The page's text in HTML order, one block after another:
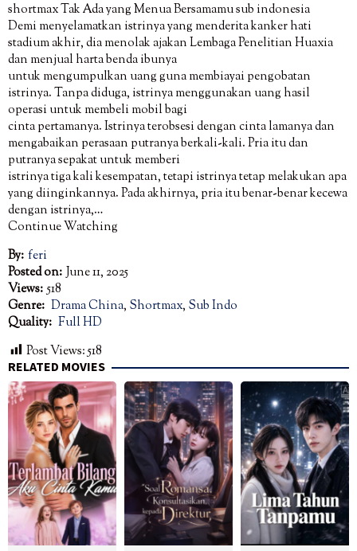
shortmax Tak Ada yang Menua Bersamamu sub indonesia
Demi menyelamatkan istrinya yang menderita kanker hati
stadium akhir, dia menolak ajakan Lembaga Penelitian Huaxia
dan menjual harta benda ibunya
untuk mengumpulkan uang guna membiayai pengobatan
istrinya. Tanpa diduga, istrinya menggunakan uang hasil
operasi untuk membeli mobil bagi
cinta pertamanya. Istrinya terobsesi dengan cinta lamanya dan
mengabaikan perasaan putranya berkali-kali. Pria itu dan
putranya sepakat untuk memberi
istrinya tiga kali kesempatan, tetapi istrinya tetap melakukan apa
yang diinginkannya. Pada akhirnya, pria itu benar-benar kecewa
dengan istrinya,…
Continue Watching
By: feri
Posted on: June 11, 2025
Views: 518
Genre: Drama China, Shortmax, Sub Indo
Quality: Full HD
Post Views:518
RELATED MOVIES